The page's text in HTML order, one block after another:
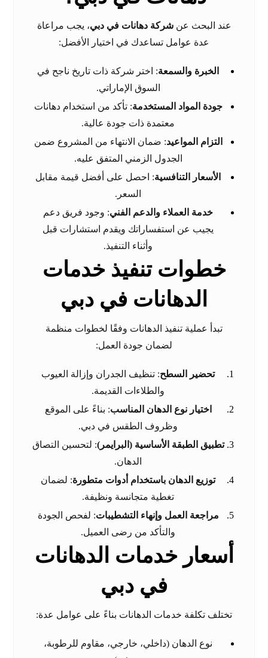
عند البحث عنشركة دهانات في دبي، يجب مراعاة
عدة عوامل تساعدك في اختيار الأفضل:
الخبرة والسمعة: اختر شركة ذات تاريخ ناجح في
السوق الإماراتي.
جودة المواد المستخدمة: تأكد من استخدام دهانات
معتمدة ذات جودة عالية.
التزام المواعيد: ضمان الانتهاء من المشروع ضمن
الجدول الزمني المتفق عليه.
الأسعار التنافسية: احصل على أفضل قيمة مقابل
السعر.
خدمة العملاء والدعم الفني: وجود فريق دعم
يجيب عن استفساراتك ويقدم استشارات قبل
وأثناء التنفيذ.
خطوات تنفيذ خدمات
الدهانات في دبي
تبدأ عملية تنفيذ الدهانات وفقًا لخطوات منظمة
لضمان جودة العمل:
تحضير السطح: تنظيف الجدران وإزالة العيوب
والطلاءات القديمة.
اختيار نوع الدهان المناسب: بناءً على الموقع
وظروف الطقس في دبي.
تطبيق الطبقة الأساسية (البرايمر): لتحسين التصاق
الدهان.
توزيع الدهان باستخدام أدوات متطورة: لضمان
تغطية متجانسة ونظيفة.
مراجعة العمل وإنهاء التشطيبات: لفحص الجودة
والتأكد من رضى العميل.
أسعار خدمات الدهانات
في دبي
تختلف تكلفة خدمات الدهانات بناءً على عوامل عدة:
نوع الدهان (داخلي، خارجي، مقاوم للرطوبة،